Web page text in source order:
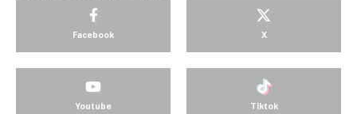
Facebook X
Youtube Tiktok